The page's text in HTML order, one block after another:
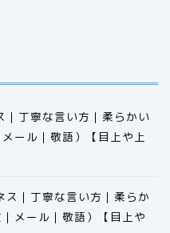
丁寧な言い方｜柔らかい
ール｜敬語）【目上や上
｜丁寧な言い方｜柔らか
メール｜敬語）【目上や
食品